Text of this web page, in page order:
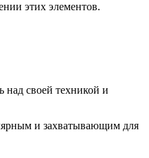
этих элементов.
над своей техникой и
и захватывающим для